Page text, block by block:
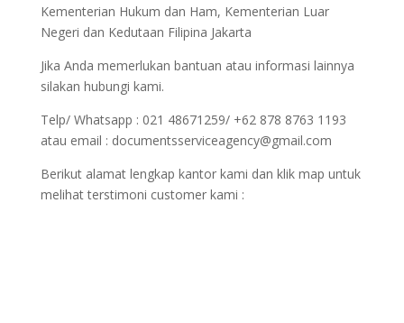
Kementerian Hukum dan Ham, Kementerian Luar
Negeri dan Kedutaan Filipina Jakarta
Jika Anda memerlukan bantuan atau informasi lainnya
silakan hubungi kami.
Telp/ Whatsapp : 021 48671259/ +62 878 8763 1193
atau email : documentsserviceagency@gmail.com
Berikut alamat lengkap kantor kami dan klik map untuk
melihat terstimoni customer kami :